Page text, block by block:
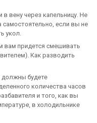
вену через капельницу. Не
самостоятельно, если вы не
укол.
вам придется смешивать
Как разводить
будете
количества часов
и того, как вы
в холодильнике